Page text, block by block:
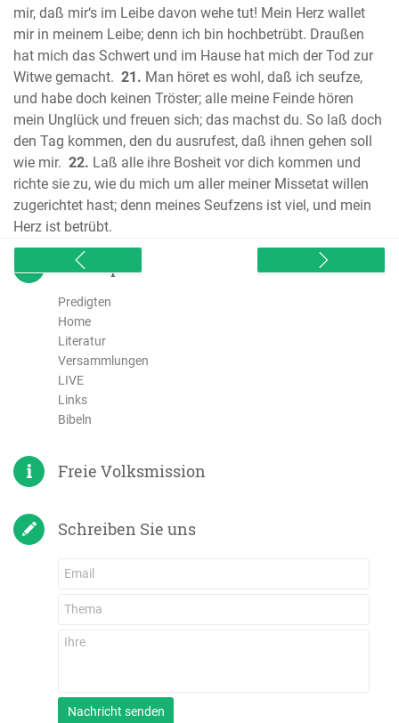
Der Brief des Jakobus
Der Brief des Judas
Die Offenbarung des Johannes
mir, daß mir‘s im Leibe davon wehe tut! Mein Herz wallet
mir in meinem Leibe; denn ich bin hochbetrübt. Draußen
hat mich das Schwert und im Hause hat mich der Tod zur
Witwe gemacht. 21. Man höret es wohl, daß ich seufze,
und habe doch keinen Tröster; alle meine Feinde hören
mein Unglück und freuen sich; das machst du. So laß doch
den Tag kommen, den du ausrufest, daß ihnen gehen soll
wie mir. 22. Laß alle ihre Bosheit vor dich kommen und
richte sie zu, wie du mich um aller meiner Missetat willen
zugerichtet hast; denn meines Seufzens ist viel, und mein
Herz ist betrübt.
sitemap
Predigten
Home
Literatur
Versammlungen
LIVE
Links
Bibeln
Freie Volksmission
Schreiben Sie uns
Nachricht senden